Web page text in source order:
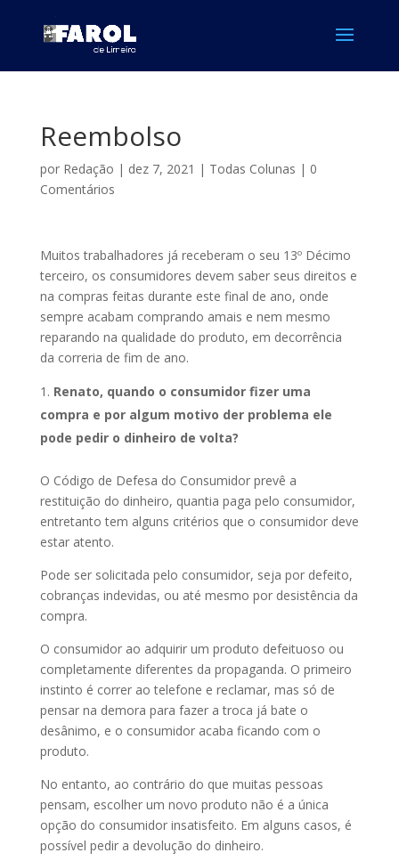
Reembolso
por Redação | dez 7, 2021 | Todas Colunas | 0
Comentários
Muitos trabalhadores já receberam o seu 13º Décimo
terceiro, os consumidores devem saber seus direitos e
na compras feitas durante este final de ano, onde
sempre acabam comprando amais e nem mesmo
reparando na qualidade do produto, em decorrência
da correria de fim de ano.
Renato, quando o consumidor fizer uma
compra e por algum motivo der problema ele
pode pedir o dinheiro de volta?
O Código de Defesa do Consumidor prevê a
restituição do dinheiro, quantia paga pelo consumidor,
entretanto tem alguns critérios que o consumidor deve
estar atento.
Pode ser solicitada pelo consumidor, seja por defeito,
cobranças indevidas, ou até mesmo por desistência da
compra.
O consumidor ao adquirir um produto defeituoso ou
completamente diferentes da propaganda. O primeiro
instinto é correr ao telefone e reclamar, mas só de
pensar na demora para fazer a troca já bate o
desânimo, e o consumidor acaba ficando com o
produto.
No entanto, ao contrário do que muitas pessoas
pensam, escolher um novo produto não é a única
opção do consumidor insatisfeito. Em alguns casos, é
possível pedir a devolução do dinheiro.